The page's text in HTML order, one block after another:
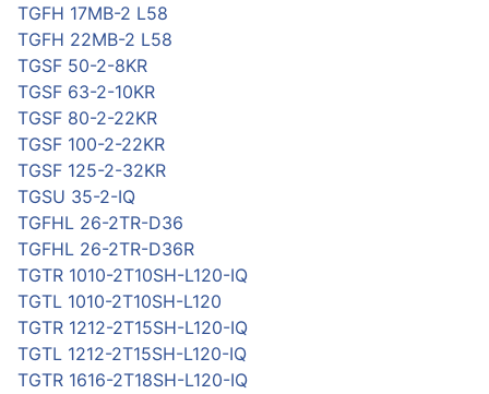
TGFH 17MB-2 L58
TGFH 22MB-2 L58
TGSF 50-2-8KR
TGSF 63-2-10KR
TGSF 80-2-22KR
TGSF 100-2-22KR
TGSF 125-2-32KR
TGSU 35-2-IQ
TGFHL 26-2TR-D36
TGFHL 26-2TR-D36R
TGTR 1010-2T10SH-L120-IQ
TGTL 1010-2T10SH-L120
TGTR 1212-2T15SH-L120-IQ
TGTL 1212-2T15SH-L120-IQ
TGTR 1616-2T18SH-L120-IQ